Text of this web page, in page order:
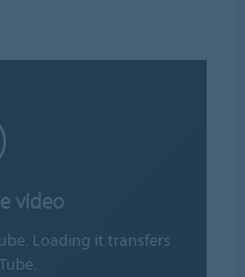
video
Loading it transfers